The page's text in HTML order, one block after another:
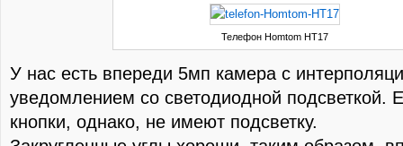
Телефон Homtom HT17
У нас есть впереди 5мп камера с
уведомлением со светодиодной подсветкой.
кнопки, однако, не имеют подсветку.